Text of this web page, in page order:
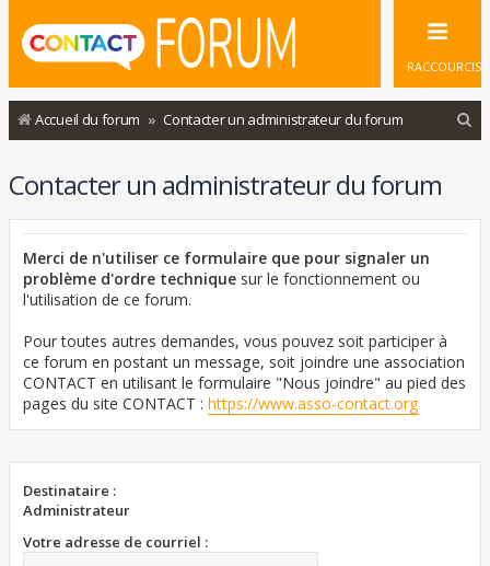
RACCOURCIS
Accueil du forum Contacter un administrateur du forum
Contacter un administrateur du forum
Merci de n'utiliser ce formulaire que pour signaler un
problème d'ordre technique sur le fonctionnement ou
l'utilisation de ce forum.
Pour toutes autres demandes, vous pouvez soit participer à
ce forum en postant un message, soit joindre une association
CONTACT en utilisant le formulaire "Nous joindre" au pied des
pages du site CONTACT : https://www.asso-contact.org
Destinataire :
Administrateur
Votre adresse de courriel :